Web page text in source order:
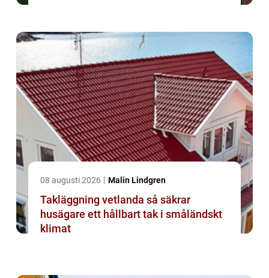
08 augusti 2026 Malin Lindgren
Takläggning vetlanda så säkrar
husägare ett hållbart tak i småländskt
klimat